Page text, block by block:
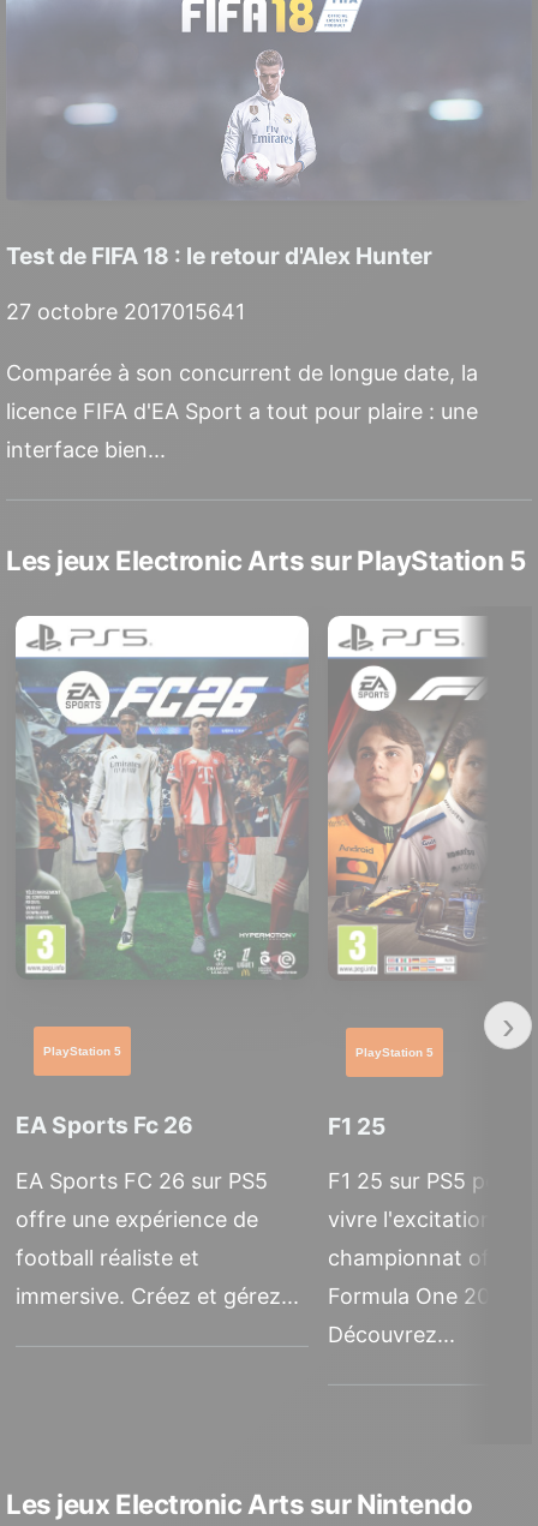
Test de FIFA 18 : le retour d'Alex Hunter
27 octobre 2017015641
Comparée à son concurrent de longue date, la
licence FIFA d'EA Sport a tout pour plaire : une
interface bien...
Les jeux Electronic Arts sur PlayStation 5
PlayStation 5
EA Sports Fc 26
EA Sports FC 26 sur PS5
offre une expérience de
football réaliste et
immersive. Créez et gérez...
PlayStation 5
F1 25
F1 25 sur PS5
vivre l'excitation du
championnat
Formula One 2025.
Découvrez...
›
Les jeux Electronic Arts sur Nintendo